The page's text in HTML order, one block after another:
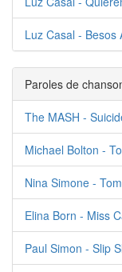
Luz Casal - Besos
Paroles de
The MASH -
Michael Bolton -
Nina Simone -
Elina Born - Miss
Paul Simon - Slip